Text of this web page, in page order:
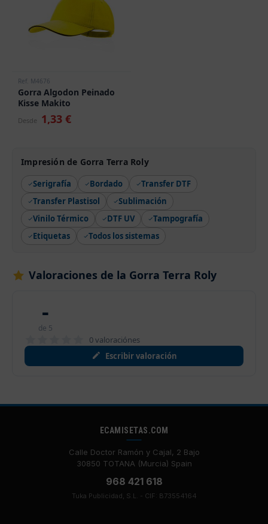
Ref. M4676
Gorra Algodon Peinado
Kisse Makito
Desde 1,33 €
Impresión de Gorra Terra Roly
Serigrafía Bordado
Transfer DTF
Transfer Plastisol
Sublimación
Vinilo Térmico
DTF UV
Tampografía
Etiquetas
Todos los sistemas
Valoraciones de la Gorra Terra Roly
-
de 5
0 valoraciónes
Escribir valoración
ECAMISETAS.COM
Calle Doctor Ramón y Cajal, 2 Bajo
30850 TOTANA (Murcia) Spain
968 421 618
Tuka Publicidad, S.L. - CIF: B73554164